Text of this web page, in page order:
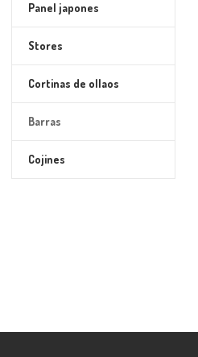
Panel japones
Stores
Cortinas de ollaos
Barras
Cojines